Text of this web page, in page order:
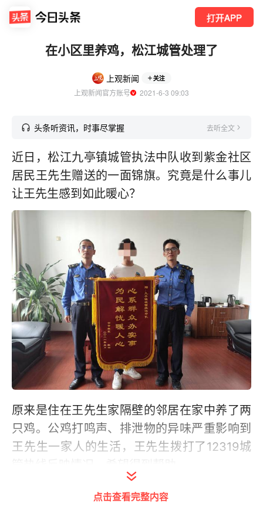
打开APP
在小区里养鸡，松江城管处理了
上观新闻 关注
上观新闻官方账号
  2021-6-3 09:03
头条听资讯，时事尽掌握 去听全文
近日，松江九亭镇城管执法中队收到紫金社区
居民王先生赠送的一面锦旗。究竟是什么事儿
让王先生感到如此暖心？
原来是住在王先生家隔壁的邻居在家中养了两
只鸡。公鸡打鸣声、排泄物的异味严重影响到
王先生一家人的生活，王先生拨打了12319城
“接到投诉单，我们第一时间赶赴现场查看，当
点击查看完整内容